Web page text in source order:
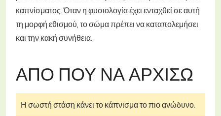
καπνίσματος. Όταν η φυσιολογία έχει ενταχθεί σε αυτή
τη μορφή εθισμού, το σώμα πρέπει να καταπολεμήσει
και την κακή συνήθεια.
ΑΠΌ ΠΟΎ ΝΑ ΑΡΧΊΣΩ
Η σωστή στάση κάνει το κάπνισμα το πιο ανώδυνο.